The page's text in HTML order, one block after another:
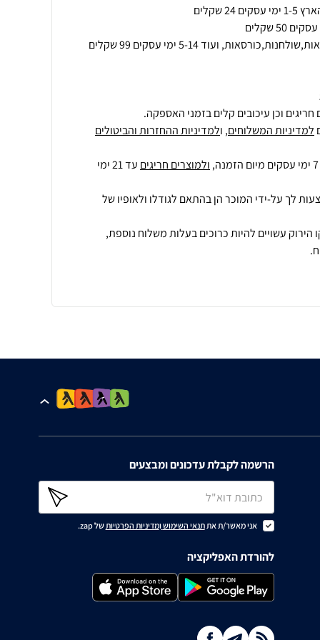
וכן עיכובים קלים בזמני האספקה.
למדיניות המשלוחים, ולמדיניות ההחזרות והביטולים
ולמוצרים חריגים עד 21 ימי
לך על-ידי המוכר הן בהתאם לגודלו ולאופיו של
הירוק עשויים להיות כרוכים בעלות משלוח נוספת,
הרשמה לקבלת עדכונים ומבצעים
אני מאשר/ת אתתנאי השימושומדיניות הפרטיותשל zap.
להורדת האפליקציה